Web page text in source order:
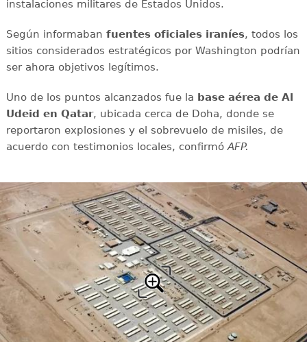
instalaciones militares de Estados Unidos.
Según informaban fuentes oficiales iraníes, todos los
sitios considerados estratégicos por Washington podrían
ser ahora objetivos legítimos.
Uno de los puntos alcanzados fue la base aérea de Al
Udeid en Qatar, ubicada cerca de Doha, donde se
reportaron explosiones y el sobrevuelo de misiles, de
acuerdo con testimonios locales, confirmóAFP.